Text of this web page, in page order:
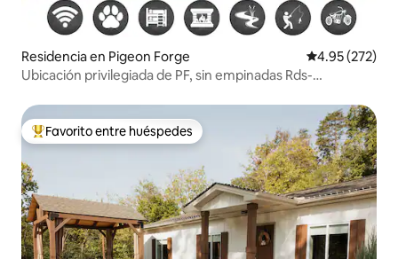
Residencia en Pigeon Forge Calificación
4.95 (272)
Ubicación privilegiada de PF, sin empinadas Rds-
De los mejores en Favorito entre huéspedes
Favorito entre huéspedes